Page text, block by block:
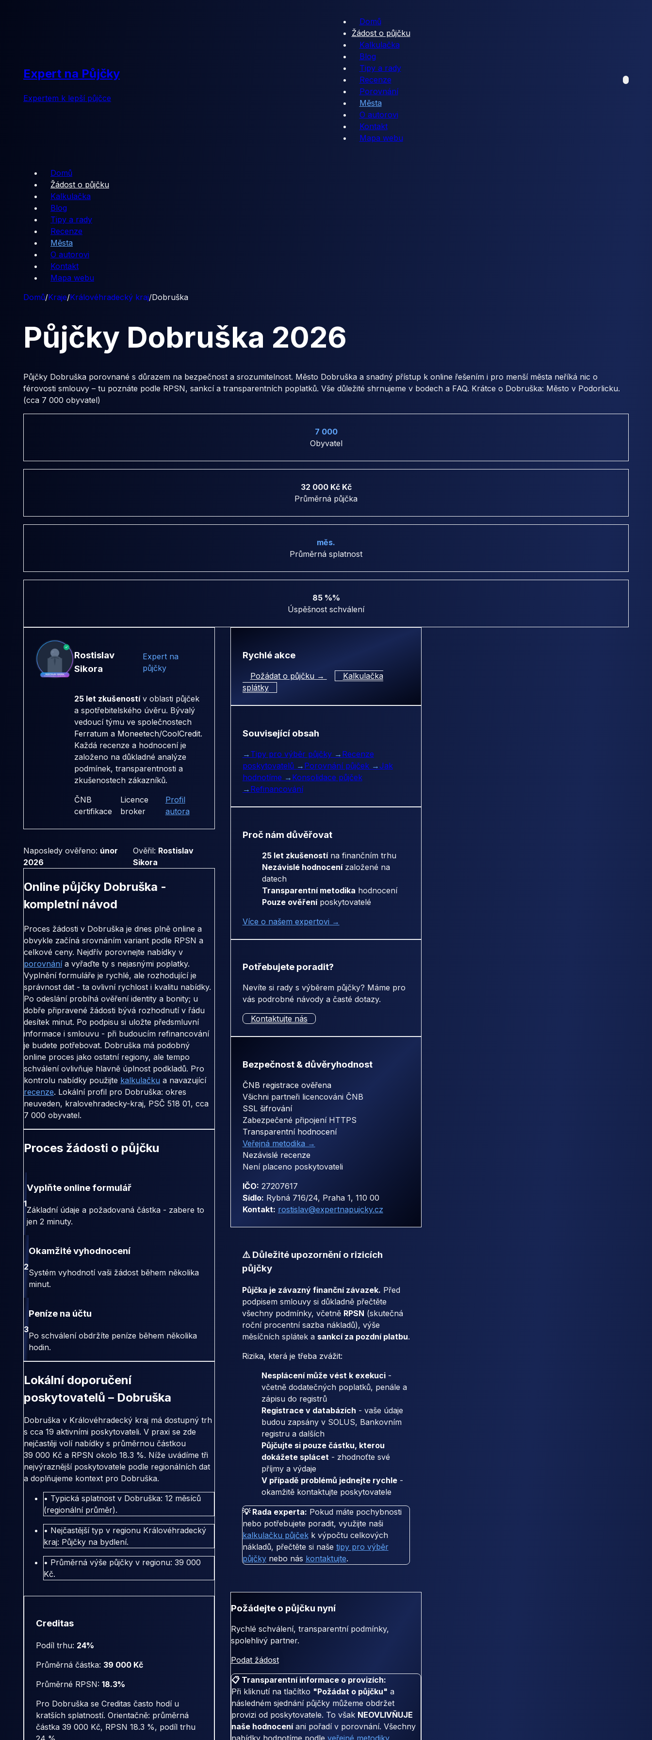
Expert na Půjčky
Expertem k lepší půjčce
Domů
Žádost o půjčku
Kalkulačka
Blog
Tipy a rady
Recenze
Porovnání
Města
O autorovi
Kontakt
Mapa webu
Domů
Žádost o půjčku
Kalkulačka
Blog
Tipy a rady
Recenze
Města
O autorovi
Kontakt
Mapa webu
Domů/Kraje/Královéhradecký kraj/Dobruška
Půjčky Dobruška 2026
Půjčky Dobruška porovnané s důrazem na bezpečnost a srozumitelnost. Město Dobruška a snadný přístup k online řešením i pro menší města neříká nic o
férovosti smlouvy – tu poznáte podle RPSN, sankcí a transparentních poplatků. Vše důležité shrnujeme v bodech a FAQ. Krátce o Dobruška: Město v Podorlicku.
(cca 7 000 obyvatel)
7 000
Obyvatel
32 000 Kč Kč
Průměrná půjčka
měs.
Průměrná splatnost
85 %%
Úspěšnost schválení
Rostislav
Sikora
Expert na
půjčky
25 let zkušenostív oblasti půjček
a spotřebitelského úvěru. Bývalý
vedoucí týmu ve společnostech
Ferratum a Moneetech/CoolCredit.
Každá recenze a hodnocení je
založeno na důkladné analýze
podmínek, transparentnosti a
zkušenostech zákazníků.
ČNB
certifikace
Licence
broker
Profil
autora
Naposledy ověřeno: únor
2026
Ověřil: Rostislav
Sikora
Online půjčky Dobruška -
kompletní návod
Proces žádosti v Dobruška je dnes plně online a
obvykle začíná srovnáním variant podle RPSN a
celkové ceny. Nejdřív porovnejte nabídky v
porovnánía vyřaďte ty s nejasnými poplatky.
Vyplnění formuláře je rychlé, ale rozhodující je
správnost dat - ta ovlivní rychlost i kvalitu nabídky.
Po odeslání probíhá ověření identity a bonity; u
dobře připravené žádosti bývá rozhodnutí v řádu
desítek minut. Po podpisu si uložte předsmluvní
informace i smlouvu - při budoucím refinancování
je budete potřebovat. Dobruška má podobný
online proces jako ostatní regiony, ale tempo
schválení ovlivňuje hlavně úplnost podkladů. Pro
kontrolu nabídky použijte kalkulačku a navazující
recenze. Lokální profil pro Dobruška: okres
neuveden, kralovehradecky-kraj, PSČ 518 01, cca
7 000 obyvatel.
Proces žádosti o půjčku
1
Vyplňte online formulář
Základní údaje a požadovaná částka - zabere to
jen 2 minuty.
2
Okamžité vyhodnocení
Systém vyhodnotí vaši žádost během několika
minut.
3
Peníze na účtu
Po schválení obdržíte peníze během několika
hodin.
Lokální doporučení
poskytovatelů – Dobruška
Dobruška v Královéhradecký kraj má dostupný trh
s cca 19 aktivními poskytovateli. V praxi se zde
nejčastěji volí nabídky s průměrnou částkou
39 000 Kč a RPSN okolo 18.3 %. Níže uvádíme tři
nejvýraznější poskytovatele podle regionálních dat
a doplňujeme kontext pro Dobruška.
• Typická splatnost v Dobruška: 12 měsíců
(regionální průměr).
• Nejčastější typ v regionu Královéhradecký
kraj: Půjčky na bydlení.
• Průměrná výše půjčky v regionu: 39 000
Kč.
Creditas
Podíl trhu: 24%
Průměrná částka: 39 000 Kč
Průměrné RPSN: 18.3%
Pro Dobruška se Creditas často hodí u
kratších splatností. Orientačně: průměrná
částka 39 000 Kč, RPSN 18.3 %, podíl trhu
Rychlé akce
Požádat o půjčku →
Kalkulačka
splátky
Související obsah
→ Tipy pro výběr půjčky → Recenze
poskytovatelů → Porovnání půjček →Jak
hodnotíme → Konsolidace půjček
→ Refinancování
Proč nám důvěřovat
25 let zkušenostína finančním trhu
Nezávislé hodnocenízaložené na
datech
Transparentní metodika hodnocení
Pouze ověřeníposkytovatelé
Více o našem expertovi →
Potřebujete poradit?
Nevíte si rady s výběrem půjčky? Máme pro
vás podrobné návody a časté dotazy.
Kontaktujte nás
Bezpečnost & důvěryhodnost
ČNB registrace ověřena
Všichni partneři licencováni ČNB
SSL šifrování
Zabezpečené připojení HTTPS
Transparentní hodnocení
Veřejná metodika →
Nezávislé recenze
Není placeno poskytovateli
IČO: 27207617
Sídlo: Rybná 716/24, Praha 1, 110 00
Kontakt: rostislav@expertnapujcky.cz
⚠️ Důležité upozornění o rizicích
půjčky
Půjčka je závazný finanční závazek. Před
podpisem smlouvy si důkladně přečtěte
všechny podmínky, včetně RPSN (skutečná
roční procentní sazba nákladů), výše
měsíčních splátek a sankcí za pozdní platbu.
Rizika, která je třeba zvážit:
Nesplácení může vést k exekuci-
včetně dodatečných poplatků, penále a
zápisu do registrů
Registrace v databázích - vaše údaje
budou zapsány v SOLUS, Bankovním
registru a dalších
Půjčujte si pouze částku, kterou
dokážete splácet- zhodnoťte své
příjmy a výdaje
V případě problémů jednejte rychle-
okamžitě kontaktujte poskytovatele
💡 Rada experta: Pokud máte pochybnosti
nebo potřebujete poradit, využijte naši
kalkulačku půjčekk výpočtu celkových
nákladů, přečtěte si naše tipy pro výběr
půjčkynebo nás kontaktujte.
Požádejte o půjčku nyní
Rychlé schválení, transparentní podmínky,
spolehlivý partner.
Podat žádost
📋 Transparentní informace o provizích:
Při kliknutí na tlačítko "Požádat o půjčku" a
následném sjednání půjčky můžeme obdržet
provizi od poskytovatele. To však NEOVLIVŇUJE
naše hodnoceníani pořadí v porovnání. Všechny